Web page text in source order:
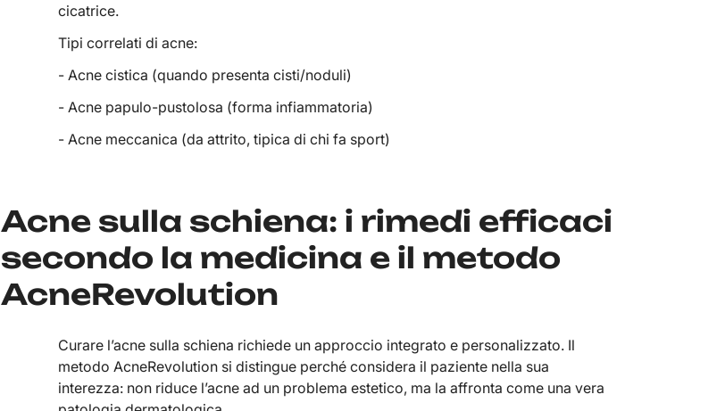
cicatrice.
Tipi correlati di acne:
- Acne cistica (quando presenta cisti/noduli)
- Acne papulo-pustolosa (forma infiammatoria)
- Acne meccanica (da attrito, tipica di chi fa sport)
Acne sulla schiena: i rimedi efficaci
secondo la medicina e il metodo
AcneRevolution
Curare l’acne sulla schiena richiede un approccio integrato e personalizzato. Il
metodo AcneRevolution si distingue perché considera il paziente nella sua
interezza: non riduce l’acne ad un problema estetico, ma la affronta come una vera